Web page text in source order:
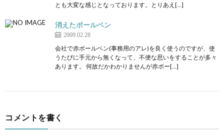
とも大変な感じとなっております。とりあえ[…]
消えたボールペン
2009.02.28
会社で赤ボールペン(事務用のアレ)を良く使うのですが、使
うたびに手元から無くなって、不便な思いをすることが多々
あります。 何故だかわかりませんが赤ボー[…]
コメントを書く